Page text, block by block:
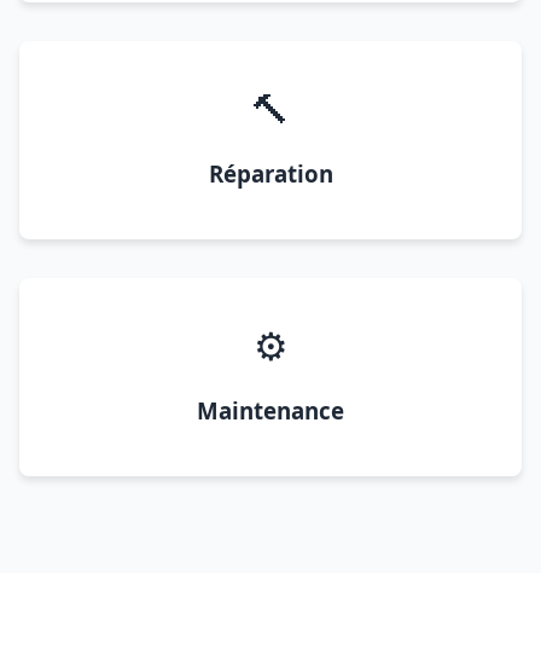
🔨
Réparation
⚙️
Maintenance